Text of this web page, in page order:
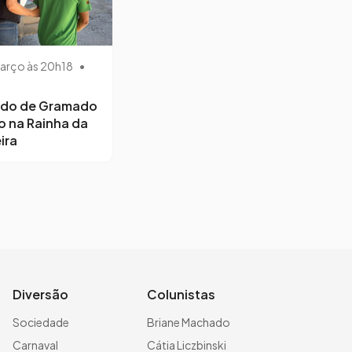
às 20h18 •
de Gramado
na Rainha da
Diversão
Sociedade
Carnaval
Colunistas
Briane Machado
Cátia Liczbinski